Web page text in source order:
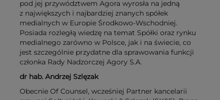
pod jej przywództwem Agora wyrosła na jedną
z największych i najbardziej znanych spółek
medialnych w Europie Środkowo-Wschodniej.
Posiada rozległą wiedzę na temat Spółki oraz rynku
medialnego zarówno w Polsce, jak i na świecie, co
jest szczególnie przydatne dla sprawowania funkcji
członka Rady Nadzorczej Agory S.A.
dr hab. Andrzej Szlęzak
Obecnie Of Counsel, wcześniej Partner kancelarii